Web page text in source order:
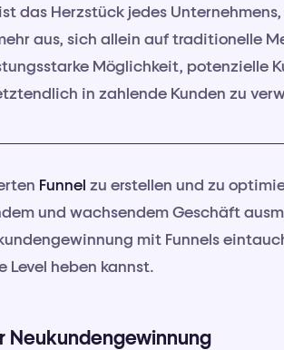
das Herzstück jedes
aus, sich allein auf traditionelle
Möglichkeit, potenzielle
in zahlende Kunden zu
Funnel zu erstellen und zu
und wachsendem Geschäft
mit Funnels
Level heben kannst.